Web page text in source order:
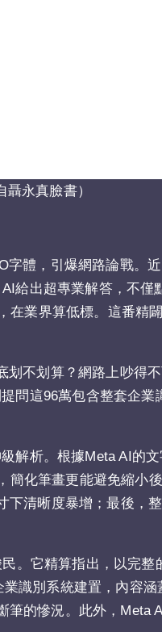
永真臉書）
體，引爆網路論戰。
給出超專業解答，不
在業界算低標。這番精
不划算？網路上吵得
問這96萬包含整套企
解析。根據Meta AI的
化筆畫更能避免縮小
下清晰度暴增；最後
。它精算指出，以完
識別系統建置，內容
的慘況。此外，Meta